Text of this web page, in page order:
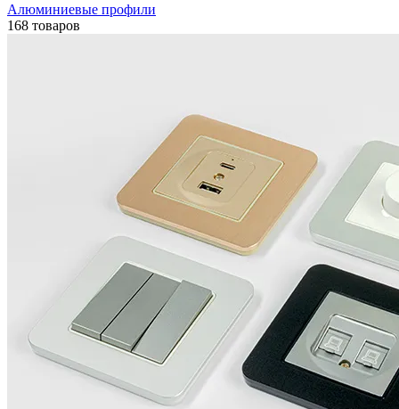
Алюминиевые профили
168 товаров